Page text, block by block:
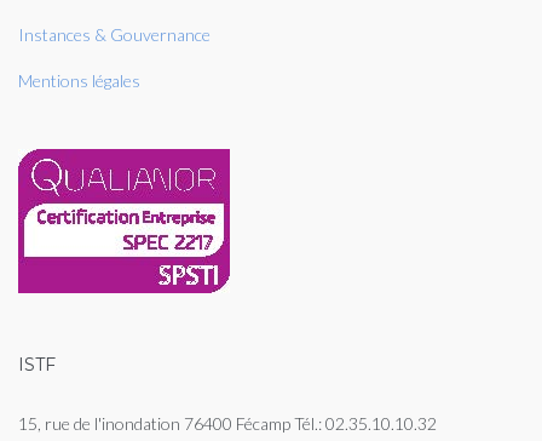
Instances & Gouvernance
Mentions légales
ISTF
15, rue de l'inondation 76400 Fécamp Tél.: 02.35.10.10.32